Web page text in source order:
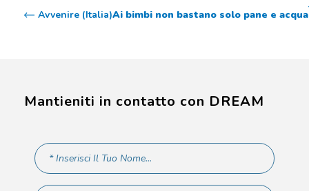
Avvenire (Italia)Ai bimbi non bastano solo pane e acqua
Mantieniti in contatto con DREAM